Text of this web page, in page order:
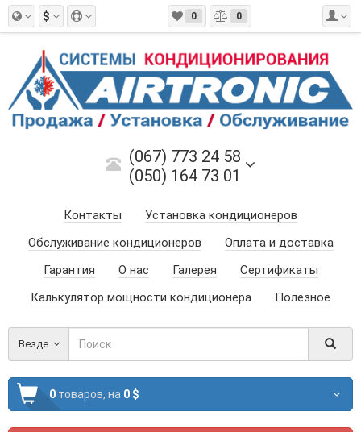
$ 0 0
(067) 773 24 58
(050) 164 73 01
Контакты
Установка кондиционеров
Обслуживание кондиционеров
Оплата и доставка
Гарантия
О нас Галерея
Сертификаты
Калькулятор мощности кондиционера
Полезное
Везде
0 товаров, на 0 $